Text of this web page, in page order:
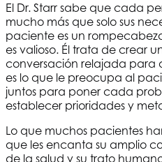
El Dr. Starr sabe que cada
mucho más que solo sus
paciente es un
es valioso. Él trata de crear
conversación relajada para
es lo que le preocupa al
juntos para poner cada
establecer prioridades y
Lo que muchos pacientes
que les encanta su amplio
de la salud y su trato